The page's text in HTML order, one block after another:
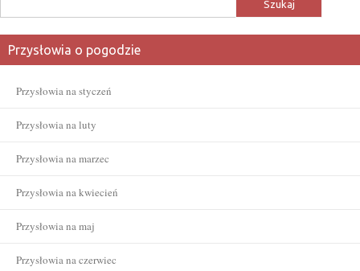
Przysłowia o pogodzie
Przysłowia na styczeń
Przysłowia na luty
Przysłowia na marzec
Przysłowia na kwiecień
Przysłowia na maj
Przysłowia na czerwiec